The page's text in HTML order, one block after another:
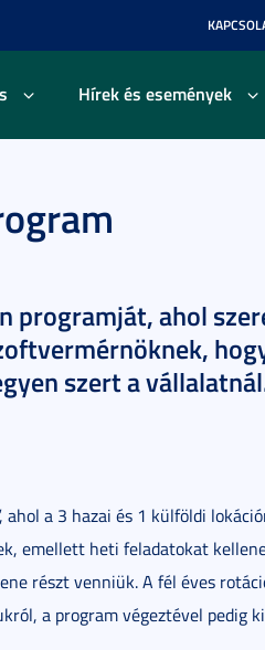
Hírek és események
programját, ahol
szert a
ahol a 3 hazai és 1 külföldi
emellett heti feladatokat
részt venniük. A fél éves
a program végeztével pedig